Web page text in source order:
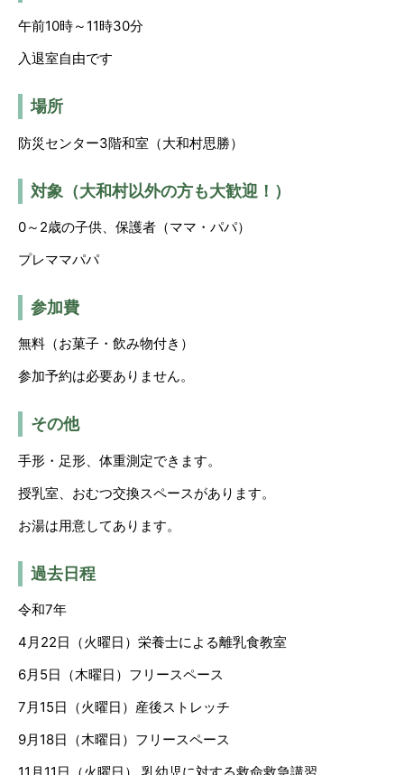
午前10時～11時30分
入退室自由です
場所
防災センター3階和室（大和村思勝）
対象（大和村以外の方も大歓迎！）
0～2歳の子供、保護者（ママ・パパ）
プレママパパ
参加費
無料（お菓子・飲み物付き）
参加予約は必要ありません。
その他
手形・足形、体重測定できます。
授乳室、おむつ交換スペースがあります。
お湯は用意してあります。
過去日程
令和7年
4月22日（火曜日）栄養士による離乳食教室
6月5日（木曜日）フリースペース
7月15日（火曜日）産後ストレッチ
9月18日（木曜日）フリースペース